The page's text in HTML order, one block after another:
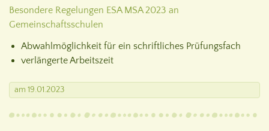
Besondere Regelungen ESA MSA 2023 an
Gemeinschaftsschulen
Abwahlmöglichkeit für ein schriftliches Prüfungsfach
verlängerte Arbeitszeit
am 19.01.2023